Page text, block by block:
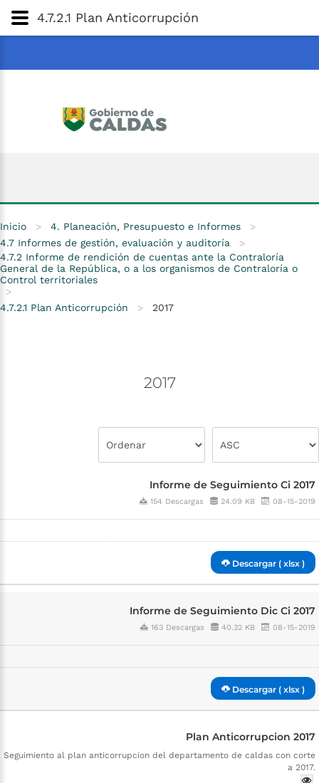
Gobernación de
4.7.2.1 Plan Anticorrupción
Inicio > 4. Planeación, Presupuesto e Informes
>
4.7 Informes de gestión, evaluación y auditoría
>
4.7.2 Informe de rendición de cuentas ante la Contraloría
General de la República, o a los organismos de Contraloría o
Control territoriales
>
4.7.2.1 Plan Anticorrupción
> 2017
2017
Informe de Seguimiento Ci 2017
154 Descargas 24.09 KB 08-15-2019
Descargar ( xlsx )
Informe de Seguimiento Dic Ci 2017
163 Descargas 40.32 KB 08-15-2019
Descargar ( xlsx )
Plan Anticorrupcion 2017
Seguimiento al plan anticorrupcion del departamento de caldas con corte
a 2017.